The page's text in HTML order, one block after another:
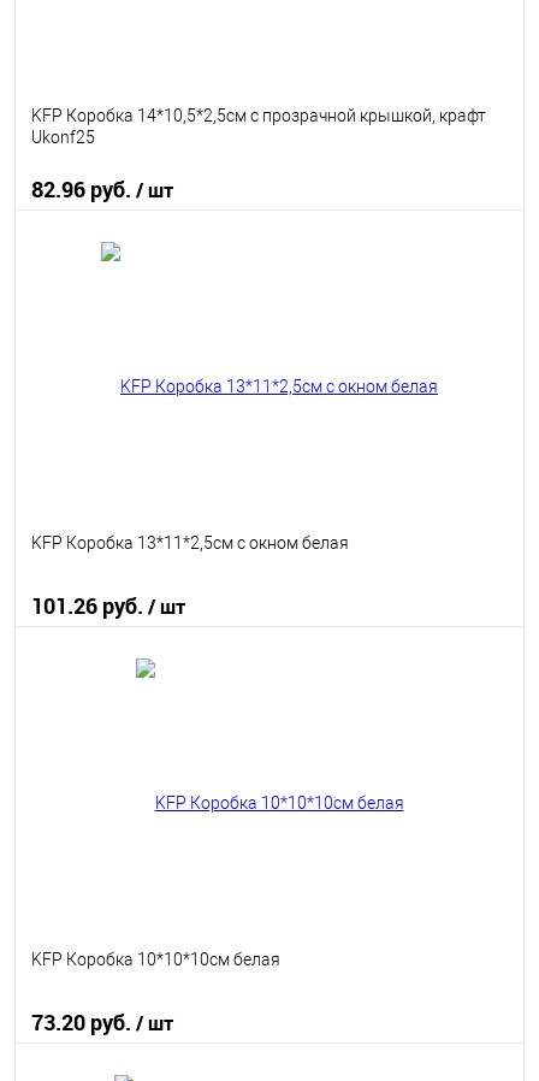
KFP Коробка 14*10,5*2,5см с прозрачной крышкой, крафт
Ukonf25
82.96 руб. / шт
KFP Коробка 13*11*2,5см с окном белая
101.26 руб. / шт
KFP Коробка 10*10*10см белая
73.20 руб. / шт